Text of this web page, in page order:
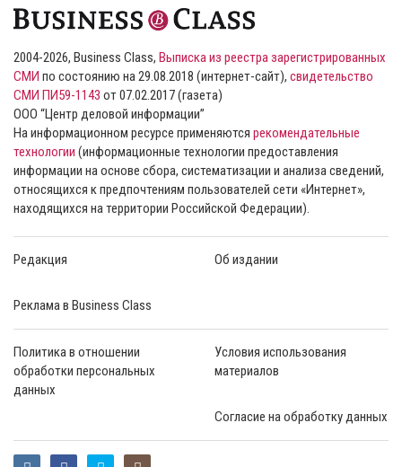
2004-2026, Business Class, Выписка из реестра зарегистрированных
СМИ по состоянию на 29.08.2018 (интернет-сайт), свидетельство
СМИ ПИ59-1143 от 07.02.2017 (газета)
ООО “Центр деловой информации”
На информационном ресурсе применяются рекомендательные
технологии (информационные технологии предоставления
информации на основе сбора, систематизации и анализа сведений,
относящихся к предпочтениям пользователей сети «Интернет»,
находящихся на территории Российской Федерации).
Редакция Об издании
Реклама в Business Class
Политика в отношении
обработки персональных
данных
Условия использования
материалов
Согласие на обработку данных